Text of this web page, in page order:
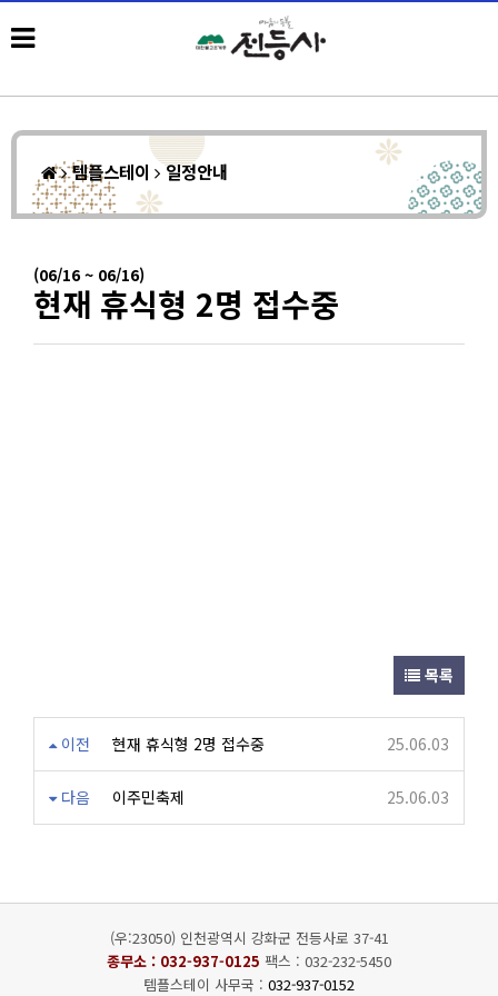
템플스테이 일정안내
(06/16 ~ 06/16)
현재 휴식형 2명 접수중
목록
이전 현재 휴식형 2명 접수중 25.06.03
다음 이주민축제 25.06.03
(우:23050) 인천광역시 강화군 전등사로 37-41
종무소 : 032-937-0125 팩스 : 032-232-5450
템플스테이 사무국 : 032-937-0152